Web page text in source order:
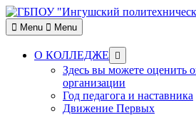
Skip
to
content
Menu Menu
О КОЛЛЕДЖЕ
Show
sub
menu
Здесь вы можете оценить
организации
Год педагога и наставника
Движение Первых